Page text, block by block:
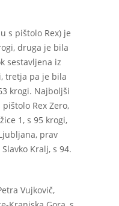
s pištolo Rex) je
druga je bila
sestavljena iz
tretja pa je bila
krogi. Najboljši
Rex Zero,
1, s 95 krogi,
prav
Kralj, s 94.
Vujkovič,